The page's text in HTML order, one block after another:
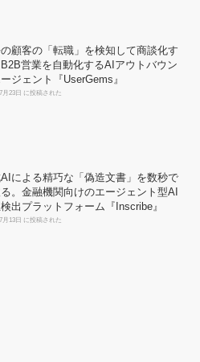
顧客の「転職」を検知して商談化す
営業を自動化するAIアウトバウン
ージェント『UserGems』
月23日 に投稿された
による精巧な「偽造文書」を数秒で
る。金融機関向けのエージェント型AI
出プラットフォーム『Inscribe』
月13日 に投稿された